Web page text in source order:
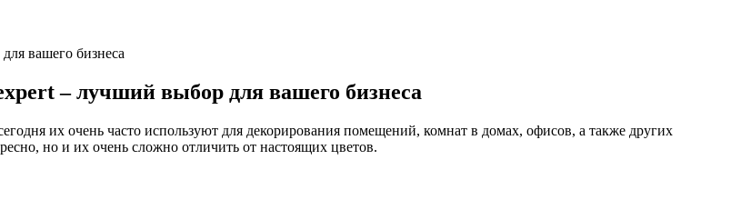
вашего бизнеса
– лучший выбор для вашего бизнеса
их очень часто используют для декорирования помещений, комнат в домах, офисов, а также других
но и их очень сложно отличить от настоящих цветов.